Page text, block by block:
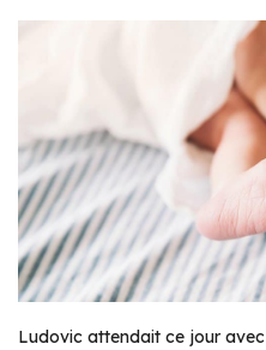
Ludovic attendait ce jour